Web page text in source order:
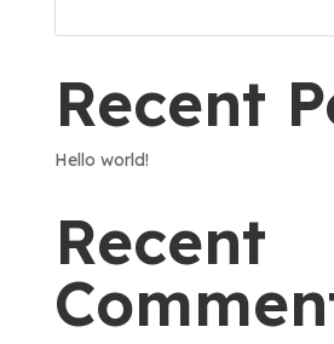
Recent
Hello world!
Recent